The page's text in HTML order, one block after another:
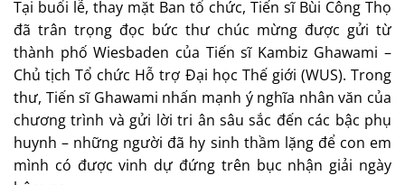
Tại buổi lễ, thay mặt Ban tổ chức, Tiến sĩ Bùi Công Thọ
đã trân trọng đọc bức thư chúc mừng được gửi từ
thành phố Wiesbaden của Tiến sĩ Kambiz Ghawami –
Chủ tịch Tổ chức Hỗ trợ Đại học Thế giới (WUS). Trong
thư, Tiến sĩ Ghawami nhấn mạnh ý nghĩa nhân văn của
chương trình và gửi lời tri ân sâu sắc đến các bậc phụ
huynh – những người đã hy sinh thầm lặng để con em
mình có được vinh dự đứng trên bục nhận giải ngày